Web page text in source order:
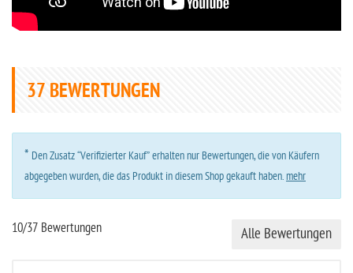
37 BEWERTUNGEN
* Den Zusatz “Verifizierter Kauf” erhalten nur Bewertungen, die von Käufern
abgegeben wurden, die das Produkt in diesem Shop gekauft haben.mehr
10/37 Bewertungen Alle Bewertungen